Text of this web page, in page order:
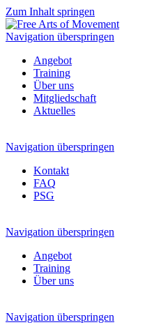
Zum Inhalt springen
Navigation überspringen
Angebot
Training
Über uns
Mitgliedschaft
Aktuelles
Navigation überspringen
Kontakt
FAQ
PSG
Navigation überspringen
Angebot
Training
Über uns
Navigation überspringen